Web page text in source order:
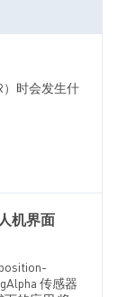
）时会发生什
机界面
传感器